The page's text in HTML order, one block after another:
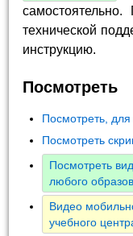
технической
инструкцию.
Посмотреть
Посмотреть,
Посмотреть
Посмотреть
любого
Видео
учебного